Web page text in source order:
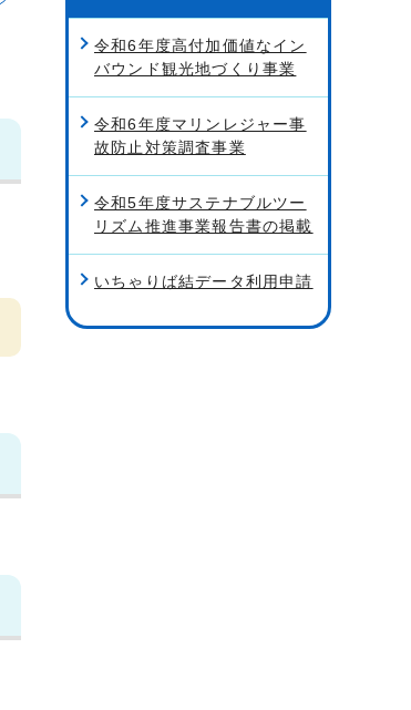
令和6年度高付加価値なイン
バウンド観光地づくり事業
令和6年度マリンレジャー事
故防止対策調査事業
令和5年度サステナブルツー
リズム推進事業報告書の掲載
いちゃりば結データ利用申請